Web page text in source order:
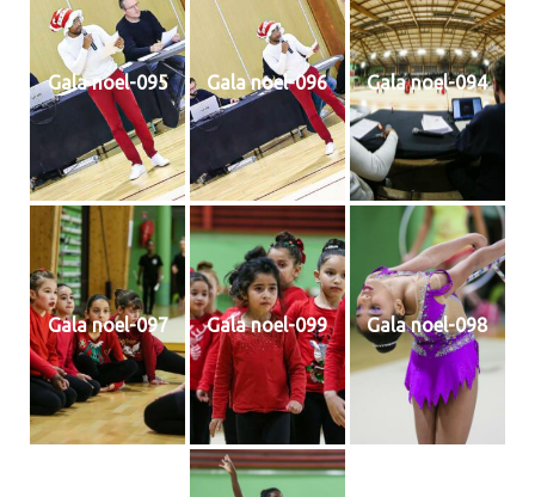
Gala noel-095 Gala noel-096 Gala noel-094
Gala noel-097 Gala noel-099 Gala noel-098